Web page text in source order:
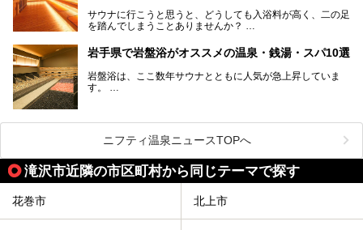
サウナに行こうと思うと、どうしても入浴料が高く、二の足
を踏んでしまうことありませんか？
そこで値段を抑えた格安でお風呂とサウナを満喫できる充実
の施設を紹介します！
サクッと、月何回もサウナを楽しみたい人にとってはピッタ
リの場所ばかりなんですよ。
岩手県で岩盤浴がオススメの温泉・銭湯・スパ10選
岩盤浴は、ここ数年サウナとともに人気が急上昇していま
す。
今回は、岩手県でおすすめの温泉、銭湯、スパにある岩盤浴
を紹介します！
温度も低めなので、暑いのが苦手な人でも大満足な施設です
ニフティ温泉ニュースTOPへ
滝沢市近隣の市区町村から同じテーマで探す
花巻市 北上市